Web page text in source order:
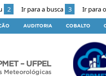
2 Ir para a busca 3 Ir para
AUDITORIA COBALTO
– UFPEL
Meteorológicas